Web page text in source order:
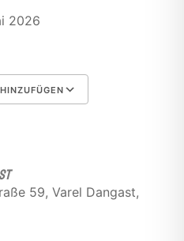
2026
59, Varel Dangast,